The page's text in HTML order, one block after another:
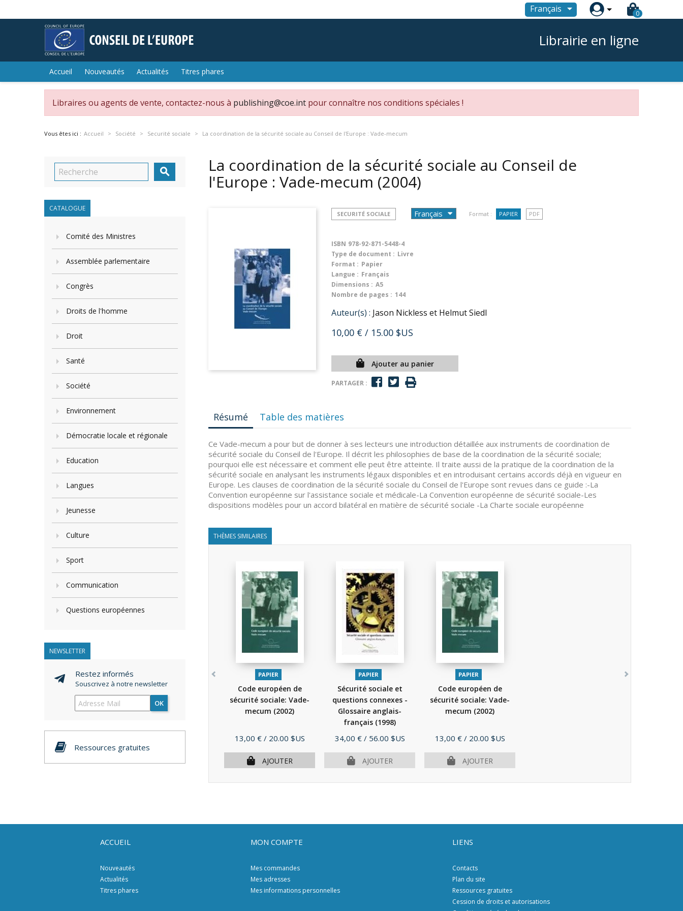
Français  0
Librairie en ligne
Accueil Nouveautés Actualités Titres phares
Libraires ou agents de vente, contactez-nous à publishing@coe.int pour connaître nos conditions spéciales !
Vous êtes ici : Accueil Société Securité sociale La coordination de la sécurité sociale au Conseil de l'Europe : Vade-mecum

CATALOGUE
Comité des Ministres
Assemblée parlementaire
Congrès
Droits de l'homme
Droit
Santé
Société
Environnement
Démocratie locale et régionale
Education
Langues
Jeunesse
Culture
Sport
Communication
Questions européennes
NEWSLETTER
Restez informés
Souscrivez à notre newsletter
OK
Ressources gratuites
La coordination de la sécurité sociale au Conseil de
l'Europe : Vade-mecum (2004)
SECURITÉ SOCIALE Format : PAPIER PDF
ISBN 978-92-871-5448-4
Type de document : Livre
Format : Papier
Langue : Français
Dimensions : A5
Nombre de pages : 144
Auteur(s) : Jason Nickless et Helmut Siedl
10,00 € / 15.00 $US
Ajouter au panier
PARTAGER :
Résumé Table des matières
Ce Vade-mecum a pour but de donner à ses lecteurs une introduction détaillée aux instruments de coordination de
sécurité sociale du Conseil de l'Europe. Il décrit les philosophies de base de la coordination de la sécurité sociale;
pourquoi elle est nécessaire et comment elle peut être atteinte. Il traite aussi de la pratique de la coordination de la
sécurité sociale en analysant les instruments légaux disponibles et en introduisant certains accords déjà en vigueur en
Europe. Les clauses de coordination de la sécurité sociale du Conseil de l'Europe sont revues dans ce guide :-La
Convention européenne sur l'assistance sociale et médicale-La Convention européenne de sécurité sociale-Les
dispositions modèles pour un accord bilatéral en matière de sécurité sociale -La Charte sociale européenne
THÈMES SIMILAIRES
PAPIER
Code européen de
sécurité sociale: Vade-
mecum (2002)
Prix
13,00 € / 20.00 $US
AJOUTER
PAPIER
Sécurité sociale et
questions connexes -
Glossaire anglais-
français (1998)
Prix
34,00 € / 56.00 $US
AJOUTER
PAPIER
Code européen de
sécurité sociale: Vade-
mecum (2002)
Prix
13,00 € / 20.00 $US
AJOUTER
ACCUEIL
Nouveautés
Actualités
Titres phares
MON COMPTE
Mes commandes
Mes adresses
Mes informations personnelles
LIENS
Contacts
Plan du site
Ressources gratuites
Cession de droits et autorisations